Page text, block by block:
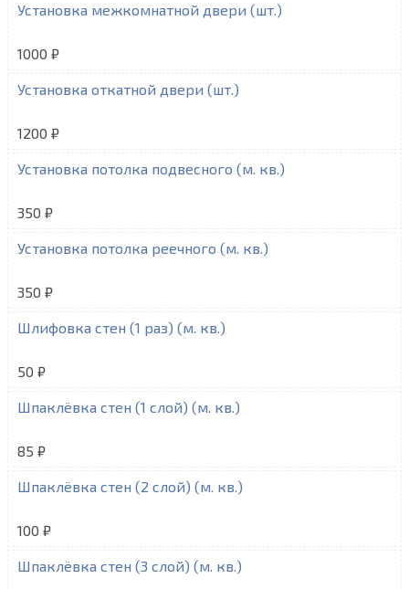
Установка межкомнатной двери (шт.)
1000 ₽
Установка откатной двери (шт.)
1200 ₽
Установка потолка подвесного (м. кв.)
350 ₽
Установка потолка реечного (м. кв.)
350 ₽
Шлифовка стен (1 раз) (м. кв.)
50 ₽
Шпаклёвка стен (1 слой) (м. кв.)
85 ₽
Шпаклёвка стен (2 слой) (м. кв.)
100 ₽
Шпаклёвка стен (3 слой) (м. кв.)